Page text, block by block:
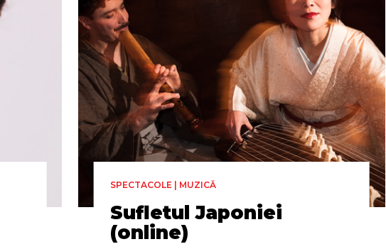
SPECTACOLE | MUZICĂ
Sufletul Japoniei
(online)